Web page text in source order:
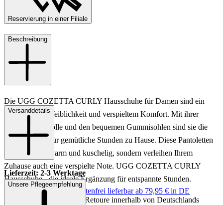
Reservierung in einer Filiale
Beschreibung
Die UGG COZETTA CURLY Hausschuhe für Damen sind ein
Inbegriff von Weiblichkeit und verspieltem Komfort. Mit ihrer
grauen Schafwolle und den bequemen Gummisohlen sind sie die
perfekte Wahl für gemütliche Stunden zu Hause. Diese Pantoletten
sind nicht nur warm und kuschelig, sondern verleihen Ihrem
Zuhause auch eine verspielte Note. UGG COZETTA CURLY
Hausschuhe - die ideale Ergänzung für entspannte Stunden.
Versanddetails
Lieferzeit: 2-3 Werktage
Keine Versandkosten:
kostenfrei lieferbar ab 79,95 € in DE
Einfache und Kostenlose Retoure innerhalb von Deutschlands
Unsere Pflegeempfehlung